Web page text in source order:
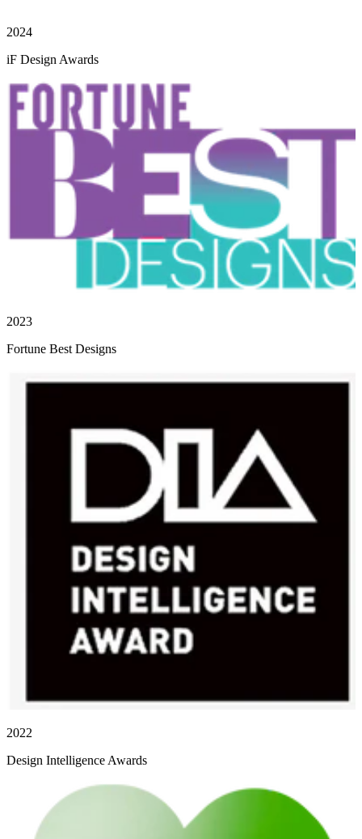
2024
iF Design Awards
2023
Fortune Best Designs
2022
Design Intelligence Awards